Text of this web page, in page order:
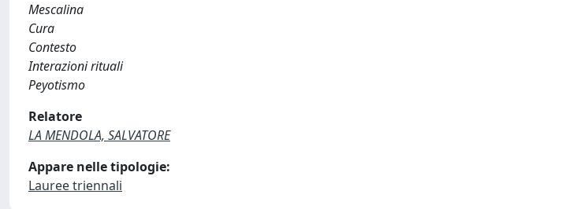
Mescalina
Cura
Contesto
Interazioni rituali
Peyotismo
Relatore
LA MENDOLA, SALVATORE
Appare nelle tipologie:
Lauree triennali